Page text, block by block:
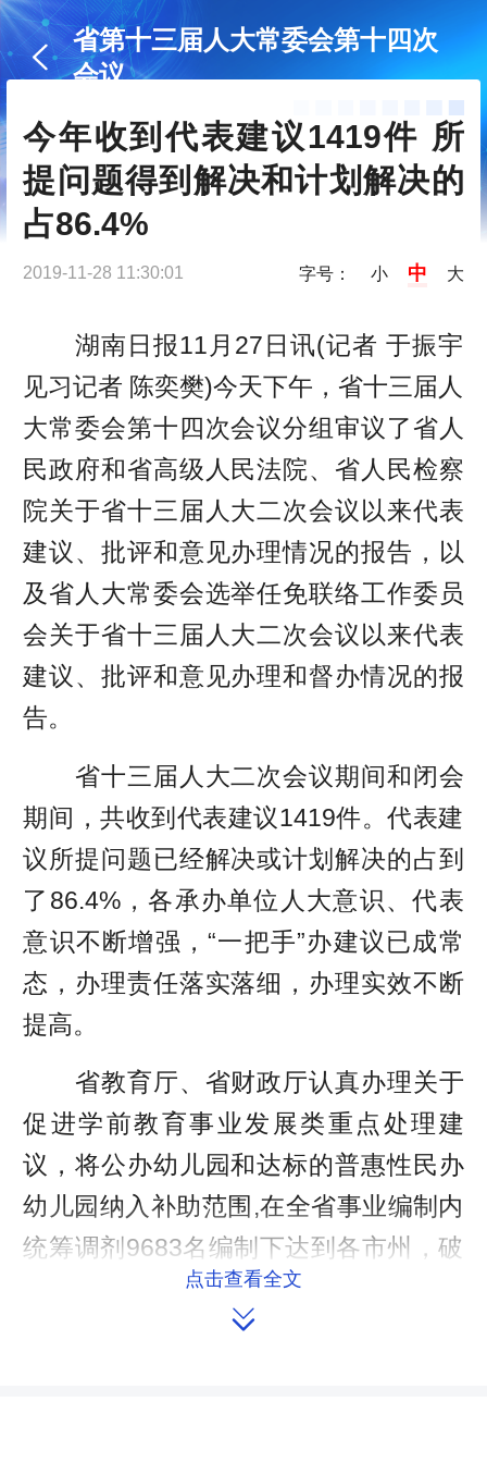
省第十三届人大常委会第十四次
会议
今年收到代表建议1419件 所
提问题得到解决和计划解决的
占86.4%
2019-11-28 11:30:01 字号： 小 中 大
湖南日报11月27日讯(记者 于振宇
见习记者 陈奕樊)今天下午，省十三届人
大常委会第十四次会议分组审议了省人
民政府和省高级人民法院、省人民检察
院关于省十三届人大二次会议以来代表
建议、批评和意见办理情况的报告，以
及省人大常委会选举任免联络工作委员
会关于省十三届人大二次会议以来代表
建议、批评和意见办理和督办情况的报
告。
省十三届人大二次会议期间和闭会
期间，共收到代表建议1419件。代表建
议所提问题已经解决或计划解决的占到
了86.4%，各承办单位人大意识、代表
意识不断增强，“一把手”办建议已成常
态，办理责任落实落细，办理实效不断
提高。
省教育厅、省财政厅认真办理关于
促进学前教育事业发展类重点处理建
议，将公办幼儿园和达标的普惠性民办
幼儿园纳入补助范围,在全省事业编制内
统筹调剂9683名编制下达到各市州，破
解公办幼儿园教师编制难题。省交通运
输厅针对代表集中反映的高速公路限速
点击查看全文
